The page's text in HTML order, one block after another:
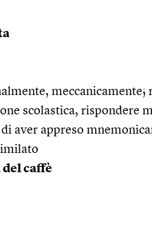
meccanicamente;
scolastica, rispondere
aver appreso
caffè